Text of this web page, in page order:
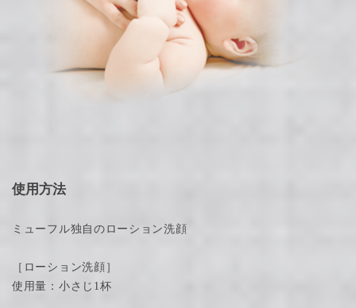
使用方法
ミューフル独自のローション洗顔
［ローション洗顔］
使用量：小さじ1杯